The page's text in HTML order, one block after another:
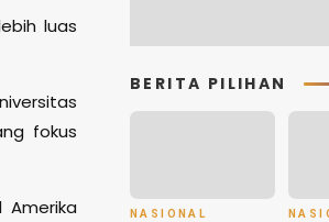
luas
fokus
BERITA PILIHAN
NASIONAL